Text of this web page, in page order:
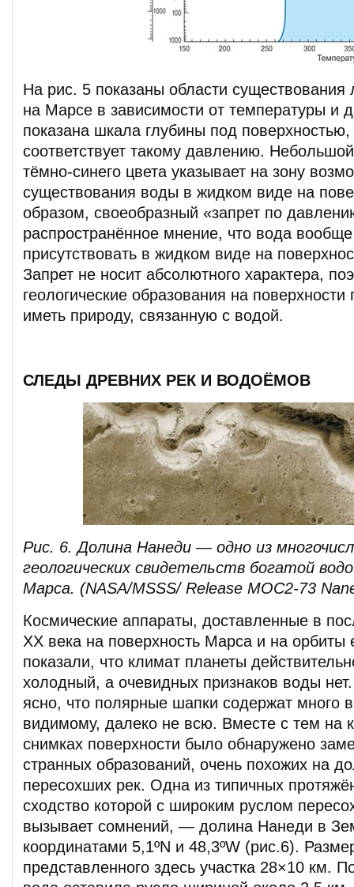
На рис. 5 показаны области
на Марсе в зависимости от температуры и
показана шкала глубины под поверхностью,
соответствует такому давлению. Небольшой
тёмно-синего цвета указывает на зону
существования воды в жидком виде на
образом, своеобразный «запрет по
распространённое мнение, что вода
присутствовать в жидком виде на
Запрет не носит абсолютного характера,
геологические образования на поверхности
иметь природу, связанную с водой.
СЛЕДЫ ДРЕВНИХ РЕК И ВОДОЁМОВ
Рис. 6. Долина Нанеди — одно из
геологических свидетельств богатой
Марса. (NASA/MSSS/ Release MOC2-73
Космические аппараты, доставленные в
ХХ века на поверхность Марса и на орбиты
показали, что климат планеты
холодный, а очевидных признаков воды
ясно, что полярные шапки содержат много
видимому, далеко не всю. Вместе с тем на
снимках поверхности было обнаружено
странных образований, очень похожих на
пересохших рек. Одна из типичных
сходство которой с широким руслом
вызывает сомнений, — долина Нанеди в
координатами 5,1ºN и 48,3ºW (рис.6).
представленного здесь участка 28×10 км.